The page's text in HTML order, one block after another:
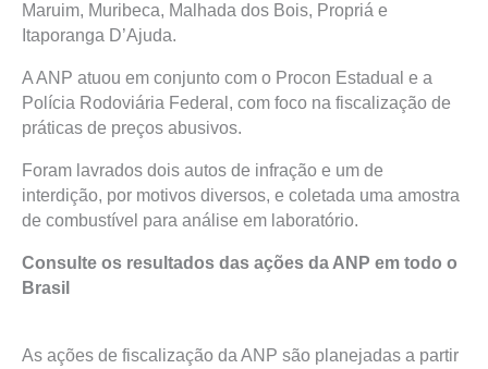
Maruim, Muribeca, Malhada dos Bois, Propriá e
Itaporanga D’Ajuda.
A ANP atuou em conjunto com o Procon Estadual e a
Polícia Rodoviária Federal, com foco na fiscalização de
práticas de preços abusivos.
Foram lavrados dois autos de infração e um de
interdição, por motivos diversos, e coletada uma amostra
de combustível para análise em laboratório.
Consulte os resultados das ações da ANP em todo o
Brasil
As ações de fiscalização da ANP são planejadas a partir